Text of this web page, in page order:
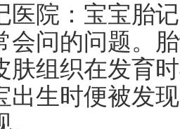
院：宝宝胎记
会问的问题。
肤组织在发育
出生时便被发